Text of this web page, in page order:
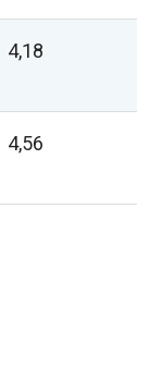
4,18
4,56